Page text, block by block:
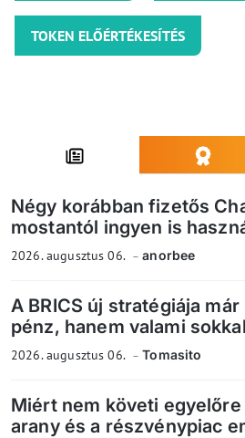
TOKEN ELŐÉRTÉKESÍTÉS
Négy korábban fizetős
mostantól ingyen is
2026. augusztus 06. anorbee
A BRICS új stratégiája
pénz, hanem valami
2026. augusztus 06. Tomasito
Miért nem követi egyelőre
arany és a részvénypiac